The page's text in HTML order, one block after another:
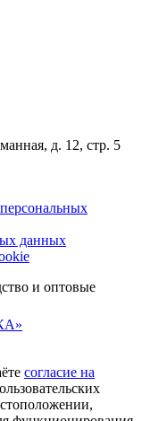
д. 12, стр. 5
данных
и оптовые
согласие на